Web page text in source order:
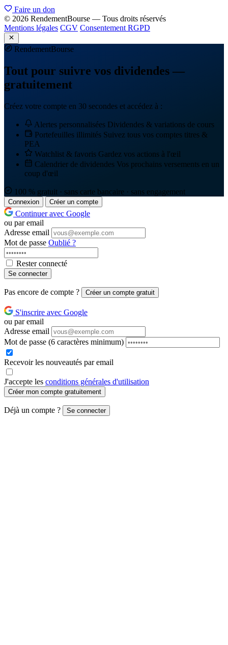
Faire un don
© 2026 RendementBourse — Tous droits réservés
Mentions légales CGV Consentement RGPD
RendementBourse
Tout pour suivre vos dividendes —
gratuitement
Créez votre compte en 30 secondes et accédez à :
Alertes personnalisées Dividendes & variations de cours
Portefeuilles illimités Suivez tous vos comptes titres &
PEA
Watchlist & favoris Gardez vos actions à l'œil
Calendrier de dividendes Vos prochains versements en un
coup d'œil
100 % gratuit · sans carte bancaire · sans engagement
Connexion Créer un compte
Continuer avec Google
ou par email
Adresse email
Mot de passe Oublié ?
Rester connecté
Se connecter
Pas encore de compte ? Créer un compte gratuit
S'inscrire avec Google
ou par email
Adresse email
Mot de passe (6 caractères minimum)
Recevoir les nouveautés par email
J'accepte les conditions générales d'utilisation
Créer mon compte gratuitement
Déjà un compte ? Se connecter